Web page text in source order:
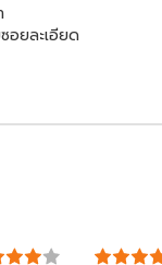
อยละเอียด